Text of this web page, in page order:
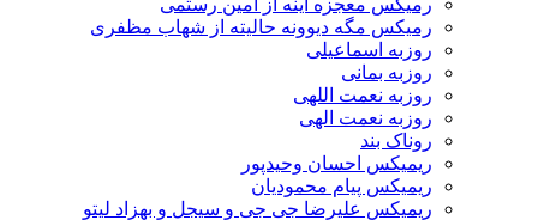
رمیکس معجزه اینه از امین رستمی
رمیکس مگه دیوونه حالیته از شهاب مظفری
روزبه اسماعیلی
روزبه بمانی
روزبه نعمت اللهی
روزبه نعمت الهی
روناک بند
ریمیکس احسان وحیدپور
ریمیکس پیام محمودیان
ریمیکس علیرضا جی جی و سیجل و بهزاد لیتو